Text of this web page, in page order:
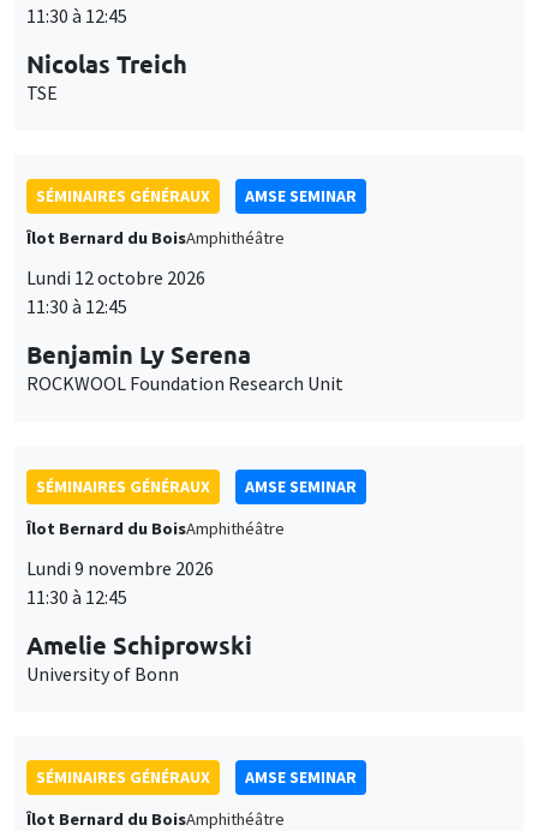
11:30 à 12:45
Nicolas Treich
TSE
SÉMINAIRES GÉNÉRAUX
AMSE SEMINAR
Îlot Bernard du BoisAmphithéâtre
Lundi 12 octobre 2026
11:30 à 12:45
Benjamin Ly Serena
ROCKWOOL Foundation Research Unit
SÉMINAIRES GÉNÉRAUX
AMSE SEMINAR
Îlot Bernard du BoisAmphithéâtre
Lundi 9 novembre 2026
11:30 à 12:45
Amelie Schiprowski
University of Bonn
SÉMINAIRES GÉNÉRAUX
AMSE SEMINAR
Îlot Bernard du BoisAmphithéâtre